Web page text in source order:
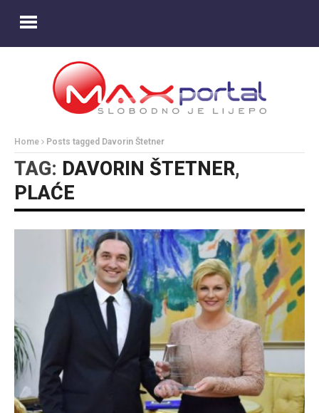
Home Posts tagged Davorin Štetner
TAG: DAVORIN ŠTETNER,
PLAĆE